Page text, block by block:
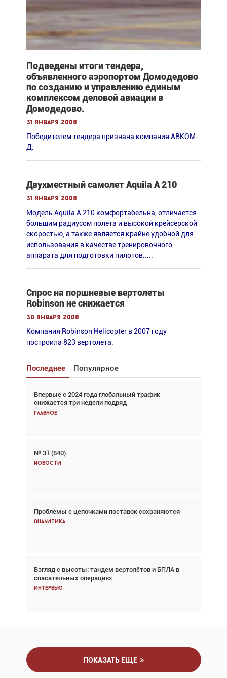
Подведены итоги тендера,
объявленного аэропортом Домодедово
по созданию и управлению единым
комплексом деловой авиации в
Домодедово.
31 января 2008
Победителем тендера признана компания АВКОМ-
Д.
Двухместный самолет Aquila A 210
31 января 2008
Модель Aquila A 210 комфортабельна, отличается
большим радиусом полета и высокой крейсерской
скоростью, а также является крайне удобной для
использования в качестве тренировочного
аппарата для подготовки пилотов.....
Спрос на поршневые вертолеты
Robinson не снижается
30 января 2008
Компания Robinson Helicopter в 2007 году
построила 823 вертолета.
Последнее Популярное
Впервые с 2024 года глобальный трафик
снижается три недели подряд
Главное
№ 31 (840)
Новости
Проблемы с цепочками поставок сохраняются
Аналитика
Взгляд с высоты: тандем вертолётов и БПЛА в
спасательных операциях
Интервью
Взгляд с высоты: тандем вертолётов и БПЛА в
спасательных операциях
Главное
Авиационный фотограф Дэйв Кох: «Фотография
говорит сама за себя... а ИИ всё портит»
Впервые с 2024 года глобальный трафик
снижается три недели подряд
Частный самолёт – это актив. Подходите к
покупке соответствующим образом
Интервью
ПОКАЗАТЬ ЕЩЕ